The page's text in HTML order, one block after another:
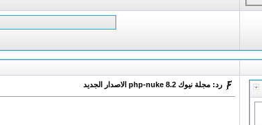
رد: مجلة نيوك php-nuke 8.2 الاصدار الجديد